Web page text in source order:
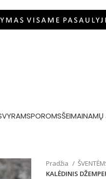
VYRAMSPOROMSŠEIMAINAMŲ
Pradžia
KALĖDINIS